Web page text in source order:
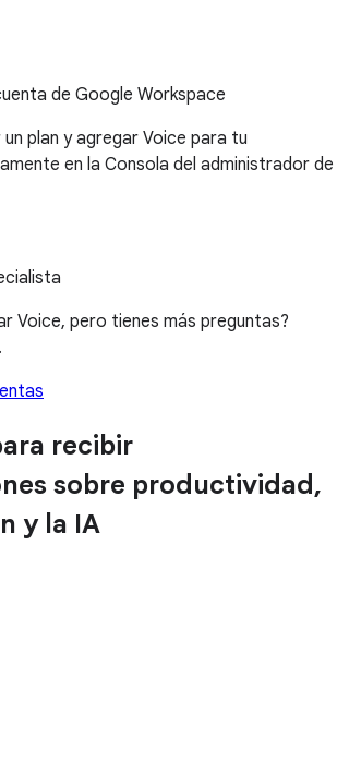
de Google Workspace
plan y agregar Voice para tu
en la Consola del administrador de
Voice, pero tienes más preguntas?
recibir
sobre productividad,
y la IA